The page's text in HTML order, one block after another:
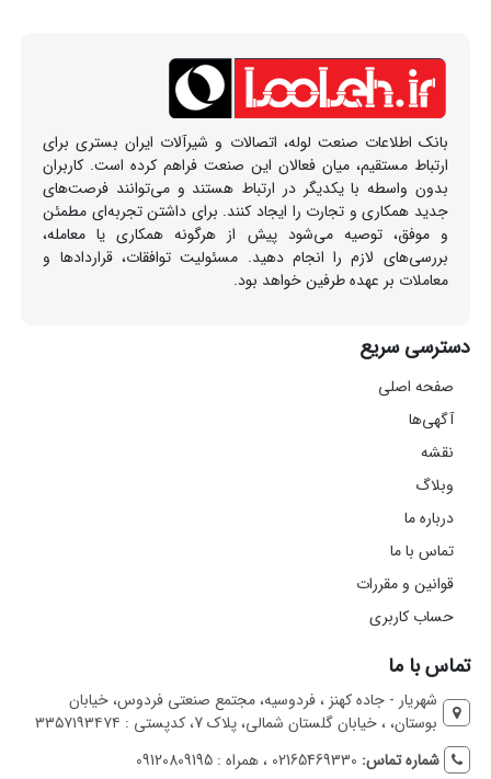
بانک اطلاعات صنعت لوله، اتصالات و شیرآلات ایران بستری برای
ارتباط مستقیم، میان فعالان این صنعت فراهم کرده است. کاربران
بدون واسطه با یکدیگر در ارتباط هستند و می‌توانند فرصت‌های
جدید همکاری و تجارت را ایجاد کنند. برای داشتن تجربه‌ای مطمئن
و موفق، توصیه می‌شود پیش از هرگونه همکاری یا معامله،
بررسی‌های لازم را انجام دهید. مسئولیت توافقات، قراردادها و
معاملات بر عهده طرفین خواهد بود.
دسترسی سریع
صفحه اصلی
آگهی‌ها
نقشه
وبلاگ
درباره ما
تماس با ما
قوانین و مقررات
حساب کاربری
تماس با ما
شهریار - جاده کهنز ، فردوسیه، مجتمع صنعتی فردوس، خیابان
بوستان، ، خیابان گلستان شمالی، پلاک 7، کدپستی : ۳۳۵۷۱۹۳۴۷۴
شماره تماس: 02165469330 ، همراه : 09120809195